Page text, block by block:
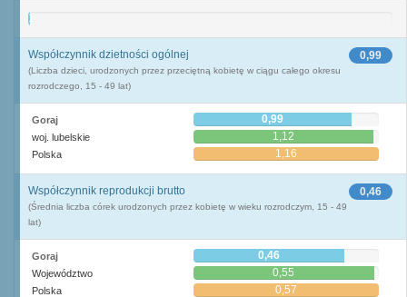
1
0,99
Współczynnik dzietności ogólnej
(Liczba dzieci, urodzonych przez przeciętną kobietę w ciągu całego okresu
rozrodczego, 15 - 49 lat)
Goraj 0,99
woj. lubelskie 1,12
Polska 1,16
0,46
Współczynnik reprodukcji brutto
(Średnia liczba córek urodzonych przez kobietę w wieku rozrodczym, 15 - 49
lat)
Goraj 0,46
Województwo 0,55
Polska 0,57